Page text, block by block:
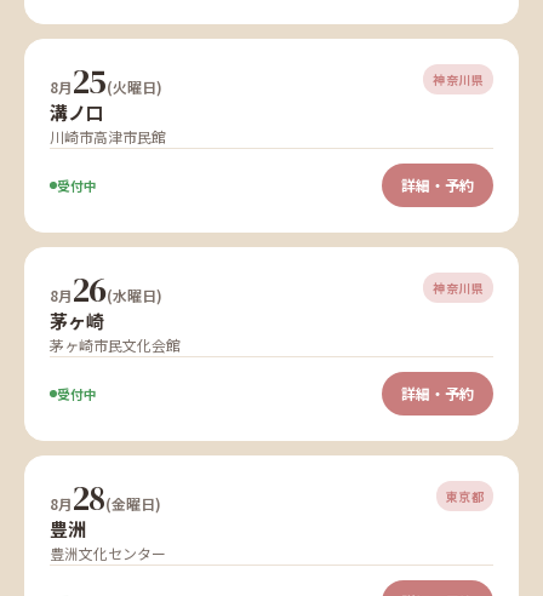
8月25(火曜日) 神奈川県
溝ノ口
川崎市高津市民館
受付中 詳細・予約
8月26(水曜日) 神奈川県
茅ヶ崎
茅ヶ崎市民文化会館
受付中 詳細・予約
8月28(金曜日) 東京都
豊洲
豊洲文化センター